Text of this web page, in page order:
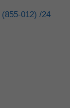
(855-012) /24